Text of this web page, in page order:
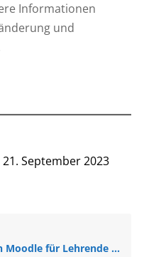
Informationen
und
21. September 2023
Moodle 4.1 (A1, Material)